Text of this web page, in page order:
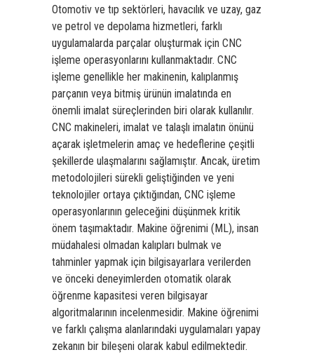
Otomotiv ve tıp sektörleri, havacılık ve uzay, gaz
ve petrol ve depolama hizmetleri, farklı
uygulamalarda parçalar oluşturmak için CNC
işleme operasyonlarını kullanmaktadır. CNC
işleme genellikle her makinenin, kalıplanmış
parçanın veya bitmiş ürünün imalatında en
önemli imalat süreçlerinden biri olarak kullanılır.
CNC makineleri, imalat ve talaşlı imalatın önünü
açarak işletmelerin amaç ve hedeflerine çeşitli
şekillerde ulaşmalarını sağlamıştır. Ancak, üretim
metodolojileri sürekli geliştiğinden ve yeni
teknolojiler ortaya çıktığından, CNC işleme
operasyonlarının geleceğini düşünmek kritik
önem taşımaktadır. Makine öğrenimi (ML), insan
müdahalesi olmadan kalıpları bulmak ve
tahminler yapmak için bilgisayarlara verilerden
ve önceki deneyimlerden otomatik olarak
öğrenme kapasitesi veren bilgisayar
algoritmalarının incelenmesidir. Makine öğrenimi
ve farklı çalışma alanlarındaki uygulamaları yapay
zekanın bir bileşeni olarak kabul edilmektedir.